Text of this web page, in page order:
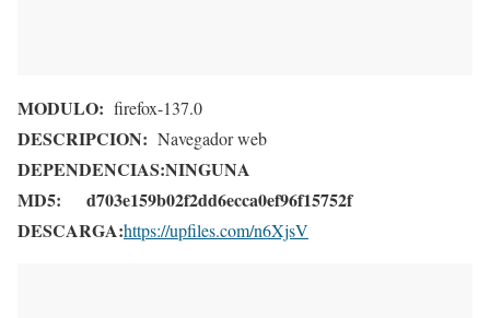
MODULO: firefox-137.0
DESCRIPCION: Navegador web
DEPENDENCIAS:NINGUNA
MD5: d703e159b02f2dd6ecca0ef96f15752f
DESCARGA:https://upfiles.com/n6XjsV